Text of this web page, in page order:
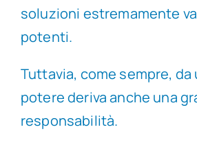
soluzioni estremamente
potenti.
Tuttavia, come sempre, da
potere deriva anche una
responsabilità.